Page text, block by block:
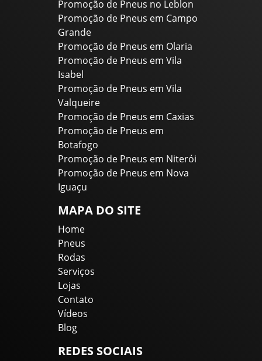
Promoção de Pneus no Leblon
Promoção de Pneus em Campo
Grande
Promoção de Pneus em Olaria
Promoção de Pneus em Vila
Isabel
Promoção de Pneus em Vila
Valqueire
Promoção de Pneus em Caxias
Promoção de Pneus em
Botafogo
Promoção de Pneus em Niterói
Promoção de Pneus em Nova
Iguaçu
MAPA DO SITE
Home
Pneus
Rodas
Serviços
Lojas
Contato
Vídeos
Blog
REDES SOCIAIS